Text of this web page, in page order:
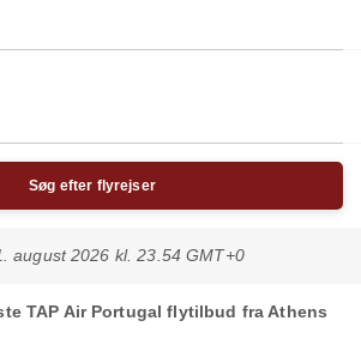
Søg efter flyrejser
august 2026 kl. 23.54 GMT+0
TAP Air Portugal flytilbud fra Athens